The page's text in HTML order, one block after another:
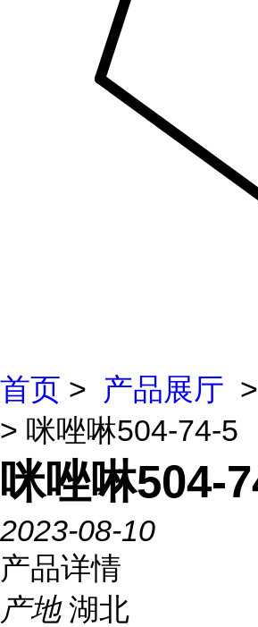
首页 > 产品展厅 >
> 咪唑啉504-74-5
咪唑啉504-
2023-08-10
产品详情
产地 湖北